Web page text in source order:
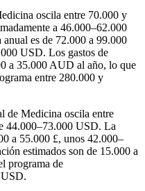
oscila entre 70.000 y
a 46.000–62.000
es de 72.000 a 99.000
USD. Los gastos de
a 35.000 AUD al año, lo que
entre 280.000 y
de Medicina oscila entre
44.000–73.000 USD. La
a 55.000 £, unos 42.000–
estimados son de 15.000 a
programa de